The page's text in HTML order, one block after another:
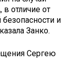
отличие от
и
Занко.
Сергею